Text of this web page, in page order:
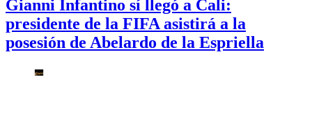
Gianni Infantino sí llegó a Cali:
presidente de la FIFA asistirá a la
posesión de Abelardo de la Espriella